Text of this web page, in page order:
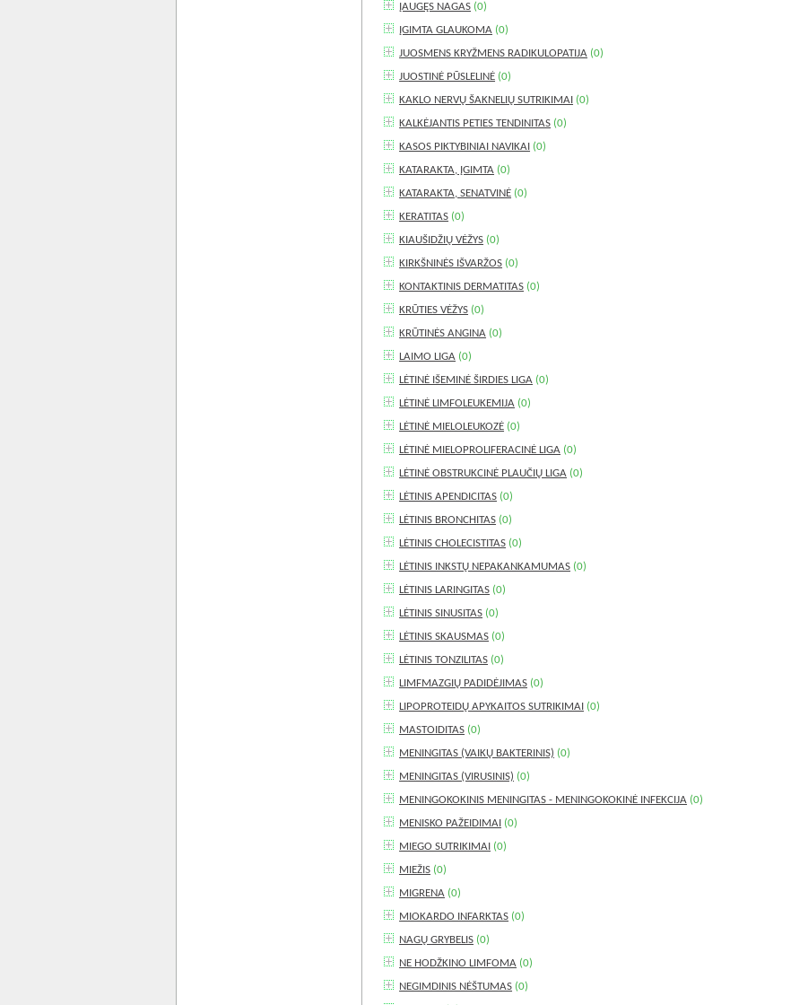
ĮAUGĘS NAGAS (0)
ĮGIMTA GLAUKOMA (0)
JUOSMENS KRYŽMENS RADIKULOPATIJA (0)
JUOSTINĖ PŪSLELINĖ (0)
KAKLO NERVŲ ŠAKNELIŲ SUTRIKIMAI (0)
KALKĖJANTIS PETIES TENDINITAS (0)
KASOS PIKTYBINIAI NAVIKAI (0)
KATARAKTA, ĮGIMTA (0)
KATARAKTA, SENATVINĖ (0)
KERATITAS (0)
KIAUŠIDŽIŲ VĖŽYS (0)
KIRKŠNINĖS IŠVARŽOS (0)
KONTAKTINIS DERMATITAS (0)
KRŪTIES VĖŽYS (0)
KRŪTINĖS ANGINA (0)
LAIMO LIGA (0)
LĖTINĖ IŠEMINĖ ŠIRDIES LIGA (0)
LĖTINĖ LIMFOLEUKEMIJA (0)
LĖTINĖ MIELOLEUKOZĖ (0)
LĖTINĖ MIELOPROLIFERACINĖ LIGA (0)
LĖTINĖ OBSTRUKCINĖ PLAUČIŲ LIGA (0)
LĖTINIS APENDICITAS (0)
LĖTINIS BRONCHITAS (0)
LĖTINIS CHOLECISTITAS (0)
LĖTINIS INKSTŲ NEPAKANKAMUMAS (0)
LĖTINIS LARINGITAS (0)
LĖTINIS SINUSITAS (0)
LĖTINIS SKAUSMAS (0)
LĖTINIS TONZILITAS (0)
LIMFMAZGIŲ PADIDĖJIMAS (0)
LIPOPROTEIDŲ APYKAITOS SUTRIKIMAI (0)
MASTOIDITAS (0)
MENINGITAS (VAIKŲ BAKTERINIS) (0)
MENINGITAS (VIRUSINIS) (0)
MENINGOKOKINIS MENINGITAS - MENINGOKOKINĖ INFEKCIJA (0)
MENISKO PAŽEIDIMAI (0)
MIEGO SUTRIKIMAI (0)
MIEŽIS (0)
MIGRENA (0)
MIOKARDO INFARKTAS (0)
NAGŲ GRYBELIS (0)
NE HODŽKINO LIMFOMA (0)
NEGIMDINIS NĖŠTUMAS (0)